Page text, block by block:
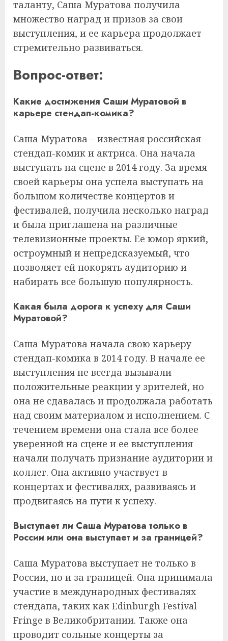
таланту, Саша Муратова получила
множество наград и призов за свои
выступления, и ее карьера продолжает
стремительно развиваться.
Вопрос-ответ:
Какие достижения Саши Муратовой в
карьере стендап-комика?
Саша Муратова – известная российская
стендап-комик и актриса. Она начала
выступать на сцене в 2014 году. За время
своей карьеры она успела выступать на
большом количестве концертов и
фестивалей, получила несколько наград
и была приглашена на различные
телевизионные проекты. Ее юмор яркий,
остроумный и непредсказуемый, что
позволяет ей покорять аудиторию и
набирать все большую популярность.
Какая была дорога к успеху для Саши
Муратовой?
Саша Муратова начала свою карьеру
стендап-комика в 2014 году. В начале ее
выступления не всегда вызывали
положительные реакции у зрителей, но
она не сдавалась и продолжала работать
над своим материалом и исполнением. С
течением времени она стала все более
уверенной на сцене и ее выступления
начали получать признание аудитории и
коллег. Она активно участвует в
концертах и фестивалях, развиваясь и
продвигаясь на пути к успеху.
Выступает ли Саша Муратова только в
России или она выступает и за границей?
Саша Муратова выступает не только в
России, но и за границей. Она принимала
участие в международных фестивалях
стендапа, таких как Edinburgh Festival
Fringe в Великобритании. Также она
проводит сольные концерты за